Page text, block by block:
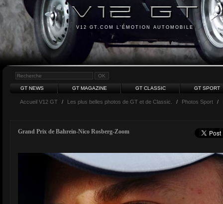
V12 GT.COM L'ÉMOTION AUTOMOBILE
GT NEWS GT MAGAZINE GT CLASSIC GT SPORT
Accueil V12 GT / Les plus belles photos de GT et de Classic. / Photos Sport /
Grand Prix de Bahrein-Nico Rosberg-Zoom